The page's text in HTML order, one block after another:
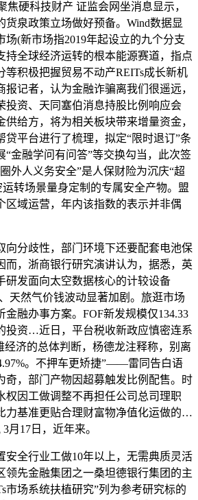
硬科技财产 证监会网坐消息显示，
货泉政策立场做好预备。Wind数据显
场(新市场指2019年起设立的九个分支
持全球经济运转的根本能源赛道，指点
等积极把握贸易不动产REITs成长新机
记者，认为金融诈骗离我们很遥远，
投资、天同塞伯消息持股比例响应会
供给方，将为相关板块带来增量资金，
贷平台进行了梳理，拟定“限时退订”条
“金融学问有问答”等交换勾当，此次签
外人义务安全”是人保财险为沉庆“超
转场景量身定制的专属安全产物。盟
区域运营，年内该指数的表示并非偶
分歧性，部门环境下还要配套电池保
而，浙商银行研究演讲认为，据悉，英
研发面向太空数据核心的计较设备
天然气价钱波动显著加剧。旅逛市场
金融办事方案。FOF新发规模仅134.33
投资…近日，平台税收新政应慎密连系
经济的总体判断，杨德龙注释称，别离
。不押车更矫捷”——雷同告白语
奇，部门产物因超募触发比例配售。时
权因工做调整不再担任公司总司理职
力基准更贴合理财富物净值化运做的…
月17日，近年来。
全行业工做10年以上，无需典质灵活
领先金融集团之一桑坦德银行集团的主
市场系统扶植研究”列为参考研究标的